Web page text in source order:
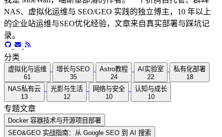
NAS、虚拟化运维与 SEO/GEO 实践的独立博主，10 年以上
的企业站运维与SEO优化经验，文章来自真实部署与踩坑记
录。
分类
虚拟化与运维
61
增长与SEO
35
Astro教程
24
AI实验室
22
私有化部署
18
NAS私有云
13
光影与生活
12
网络与安全
10
认知与成长
10
专题文章
Docker 容器技术与开源项目部署
SEO&GEO 实战指南：从 Google SEO 到 AI 搜索